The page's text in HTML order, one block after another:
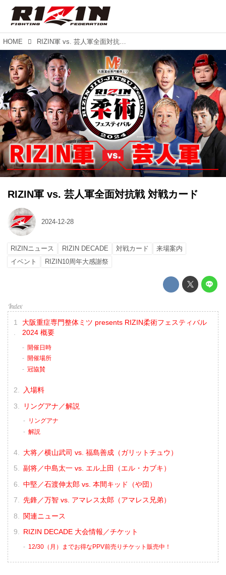
HOME RIZIN軍 vs. 芸人軍全面対抗戦 対戦カード
RIZIN軍 vs. 芸人軍全面対抗戦 対戦カード
2024-12-28
RIZINニュース RIZIN DECADE 対戦カード
来場案内
イベント
RIZIN10周年大感謝祭
大阪重症専門整体ミツ presents RIZIN柔術フェスティバル
2024 概要
開催日時
開催場所
冠協賛
入場料
リングアナ／解説
リングアナ
解説
大将／横山武司 vs. 福島善成（ガリットチュウ）
副将／中島太一 vs. エル上田（エル・カブキ）
中堅／石渡伸太郎 vs. 本間キッド（や団）
先鋒／万智 vs. アマレス太郎（アマレス兄弟）
関連ニュース
RIZIN DECADE 大会情報／チケット
12/30（月）までお得なPPV前売りチケット販売中！